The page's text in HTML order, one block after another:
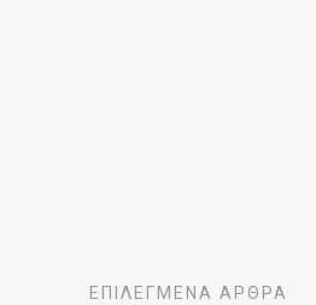
ΕΠΙΛΕΓΜΈΝΑ ΆΡΘΡΑ